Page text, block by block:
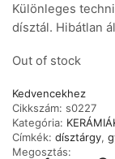
Különleges
dísztál. Hibátlan
Out of stock
Kedvencekhez
Cikkszám: s0227
Kategória:
Címkék: dísztárgy,
Megosztás: